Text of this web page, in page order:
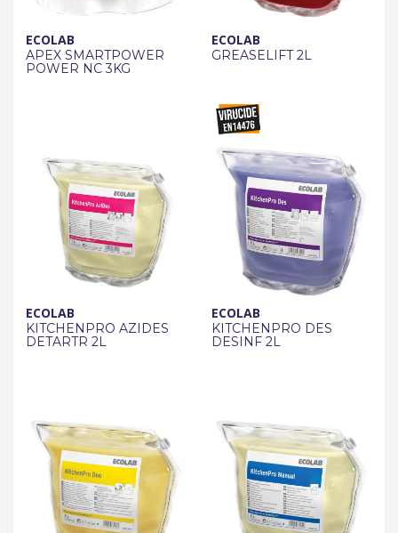
ECOLAB
APEX SMARTPOWER
POWER NC 3KG
ECOLAB
GREASELIFT 2L
ECOLAB
KITCHENPRO AZIDES
DETARTR 2L
ECOLAB
KITCHENPRO DES
DESINF 2L